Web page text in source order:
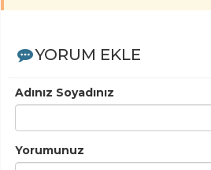
YORUM EKLE
Adınız Soyadınız
Yorumunuz